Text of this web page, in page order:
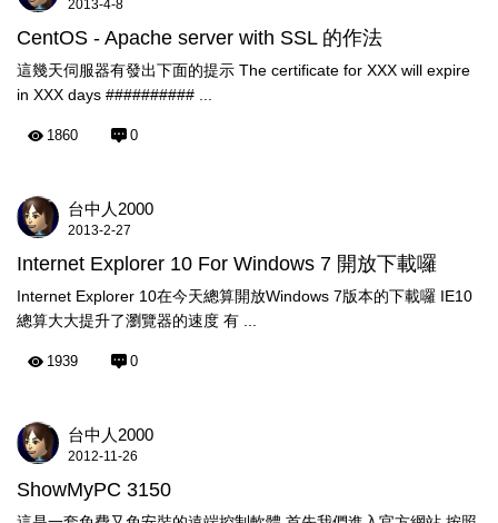
2013-4-8
CentOS - Apache server with SSL 的作法
這幾天伺服器有發出下面的提示 The certificate for XXX will expire
in XXX days ########## ...
1860 0
台中人2000
2013-2-27
Internet Explorer 10 For Windows 7 開放下載囉
Internet Explorer 10在今天總算開放Windows 7版本的下載囉 IE10
總算大大提升了瀏覽器的速度 有 ...
1939 0
台中人2000
2012-11-26
ShowMyPC 3150